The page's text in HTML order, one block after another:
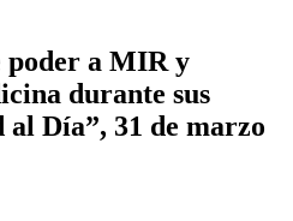
poder a MIR y
durante sus
al Día”, 31 de marzo